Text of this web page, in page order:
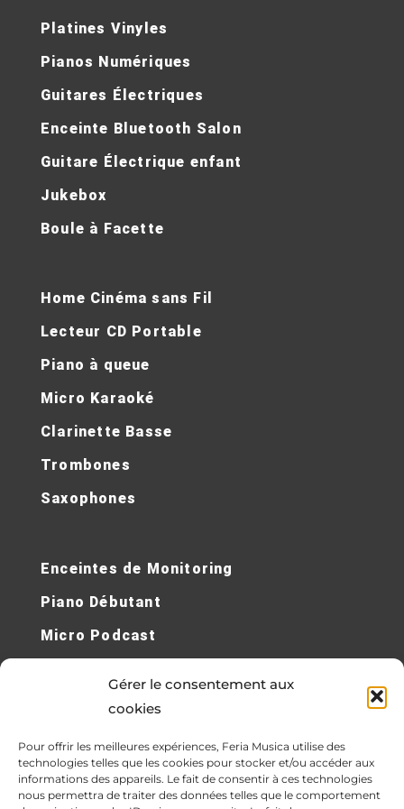
Gérer le consentement aux
cookies
Pour offrir les meilleures expériences, Feria Musica utilise des
technologies telles que les cookies pour stocker et/ou accéder aux
informations des appareils. Le fait de consentir à ces technologies
nous permettra de traiter des données telles que le comportement
Platines Vinyles
Pianos Numériques
Guitares Électriques
Enceinte Bluetooth Salon
Guitare Électrique enfant
Jukebox
Boule à Facette
Home Cinéma sans Fil
Lecteur CD Portable
Piano à queue
Micro Karaoké
Clarinette Basse
Trombones
Saxophones
Enceintes de Monitoring
Piano Débutant
Micro Podcast
Cours de Piano en Ligne
Synthétiseur